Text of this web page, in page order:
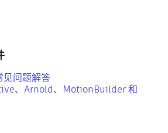
问题解答
、Arnold、MotionBuilder 和